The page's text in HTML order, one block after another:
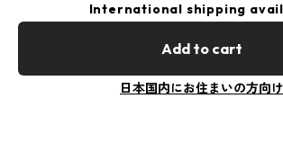
International shipping
Add to cart
日本国内にお住まいの方向け